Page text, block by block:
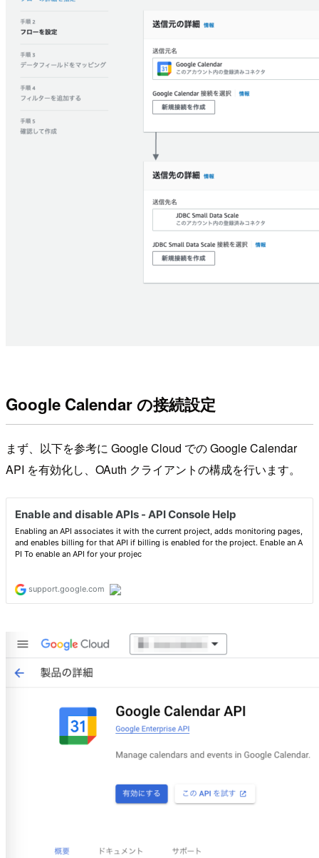
Google Calendar の接続設定
まず、以下を参考に Google Cloud での Google Calendar
API を有効化し、OAuth クライアントの構成を行います。